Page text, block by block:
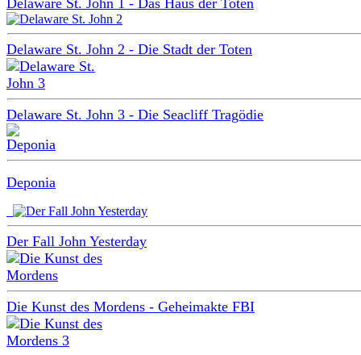
Delaware St. John 2 - Die Stadt der Toten
Delaware St. John 3 - Die Seacliff Tragödie
Deponia
Der Fall John Yesterday
Die Kunst des Mordens - Geheimakte FBI